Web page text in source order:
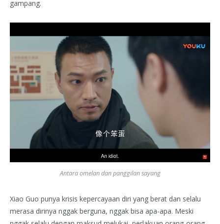
gampang.
Antara omelan dan panggilan sayang
Xiao Guo punya krisis kepercayaan diri yang berat dan selalu
merasa dirinya nggak berguna, nggak bisa apa-apa. Meski